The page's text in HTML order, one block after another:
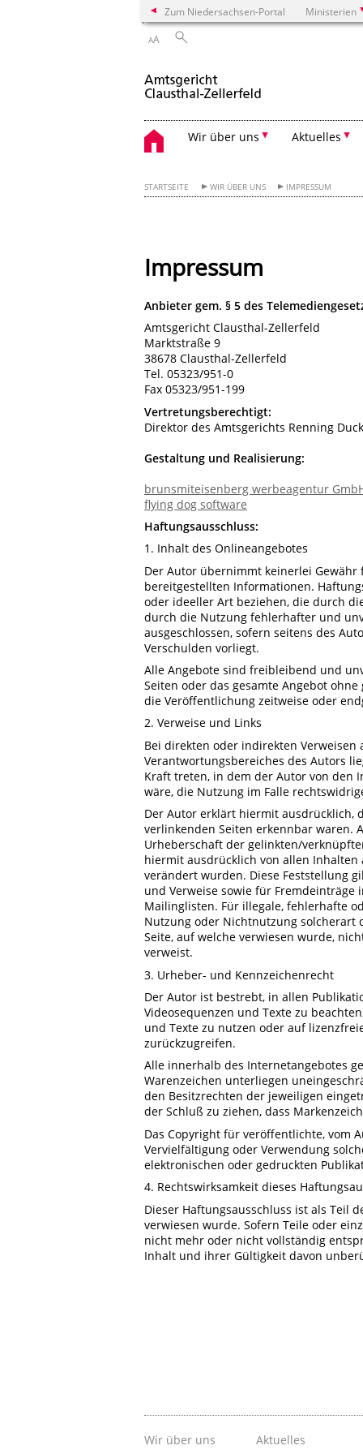
Zum Niedersachsen-Portal Ministerien
AA
Wir über uns Aktuelles
STARTSEITE WIR ÜBER UNS IMPRESSUM
Impressum
Anbieter gem. § 5 des
Amtsgericht Clausthal-Zellerfeld
Marktstraße 9
38678 Clausthal-Zellerfeld
Tel. 05323/951-0
Fax 05323/951-199
Vertretungsberechtigt:
Direktor des Amtsgerichts Renning
Gestaltung und Realisierung:
brunsmiteisenberg werbeagentur
flying dog software
Haftungsausschluss:
1. Inhalt des Onlineangebotes
Der Autor übernimmt keinerlei
bereitgestellten Informationen.
oder ideeller Art beziehen, die durch
durch die Nutzung fehlerhafter und
ausgeschlossen, sofern seitens des
Verschulden vorliegt.
Alle Angebote sind freibleibend und
Seiten oder das gesamte Angebot
die Veröffentlichung zeitweise oder
2. Verweise und Links
Bei direkten oder indirekten
Verantwortungsbereiches des Autors
Kraft treten, in dem der Autor von den
wäre, die Nutzung im Falle
Der Autor erklärt hiermit ausdrücklich,
verlinkenden Seiten erkennbar waren.
Urheberschaft der gelinkten/
hiermit ausdrücklich von allen
verändert wurden. Diese Feststellung
und Verweise sowie für
Mailinglisten. Für illegale, fehlerhafte
Nutzung oder Nichtnutzung
Seite, auf welche verwiesen wurde,
verweist.
3. Urheber- und Kennzeichenrecht
Der Autor ist bestrebt, in allen
Videosequenzen und Texte zu
und Texte zu nutzen oder auf
zurückzugreifen.
Alle innerhalb des Internetangebotes
Warenzeichen unterliegen
den Besitzrechten der jeweiligen
der Schluß zu ziehen, dass
Das Copyright für veröffentlichte, vom
Vervielfältigung oder Verwendung
elektronischen oder gedruckten
4. Rechtswirksamkeit dieses
Dieser Haftungsausschluss ist als Teil
verwiesen wurde. Sofern Teile oder
nicht mehr oder nicht vollständig
Inhalt und ihrer Gültigkeit davon
Wir über uns Aktuelles